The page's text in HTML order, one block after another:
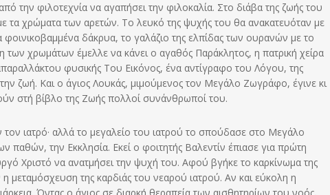
την φιλοτεχνία να αγαπήσει την φιλοκαλία. Στο διάβα της ζωής του
χρώματα των αρετών. Το λευκό της ψυχής του θα ανακατευόταν με
δάκρυα, το γαλάζιο της ελπίδας των ουρανών με το
χρωμάτων έμελλε να κάνει ο αγαθός Παράκλητος, η πατρική χείρα
φυσικής Του Εικόνος, ένα αντίγραφο του Λόγου, της
ζωή. Και ο άγιος Λουκάς, μιμούμενος τον Μεγάλο Ζωγράφο, έγινε κι
στή βίβλο της Ζωής πολλοί συνάνθρωποί του.
τον ιατρό· αλλά το μεγαλείο του ιατρού το σπούδασε στο Μεγάλο
παθών, την Εκκλησία. Εκεί ο φοιτητής Βαλεντίν έπιασε για πρώτη
Χριστό να ανατμήσει την ψυχή του. Αφού βγήκε το καρκίνωμα της
η μεταμόσχευση της καρδιάς του νεαρού ιατρού. Αν και εύκολη η